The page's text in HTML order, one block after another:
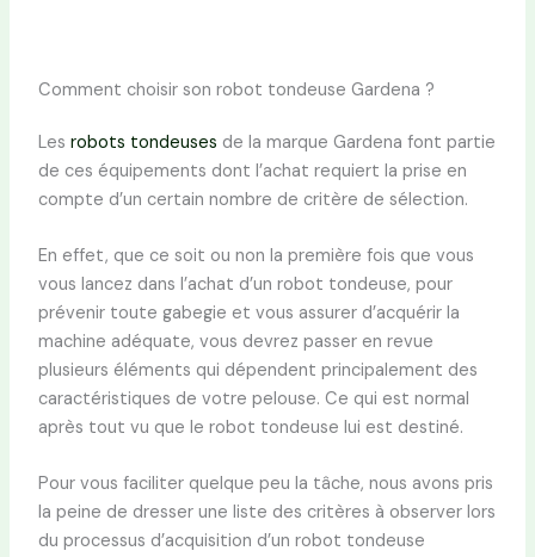
Comment choisir son robot tondeuse Gardena ?
Les robots tondeuses de la marque Gardena font partie
de ces équipements dont l’achat requiert la prise en
compte d’un certain nombre de critère de sélection.
En effet, que ce soit ou non la première fois que vous
vous lancez dans l’achat d’un robot tondeuse, pour
prévenir toute gabegie et vous assurer d’acquérir la
machine adéquate, vous devrez passer en revue
plusieurs éléments qui dépendent principalement des
caractéristiques de votre pelouse. Ce qui est normal
après tout vu que le robot tondeuse lui est destiné.
Pour vous faciliter quelque peu la tâche, nous avons pris
la peine de dresser une liste des critères à observer lors
du processus d’acquisition d’un robot tondeuse